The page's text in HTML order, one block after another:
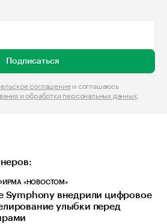
Подписаться
соглашениеи соглашаюсь
и обработки персональных данных.
«НОВОСТОМ»
Symphony внедрили цифровое
улыбки перед